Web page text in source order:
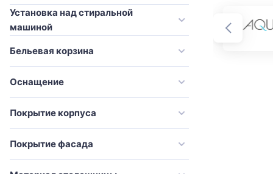
Stella Polar
STWORKI
Style Line
Velvex
Установка над стиральной
машиной
Бельевая корзина
Оснащение
Покрытие корпуса
Покрытие фасада